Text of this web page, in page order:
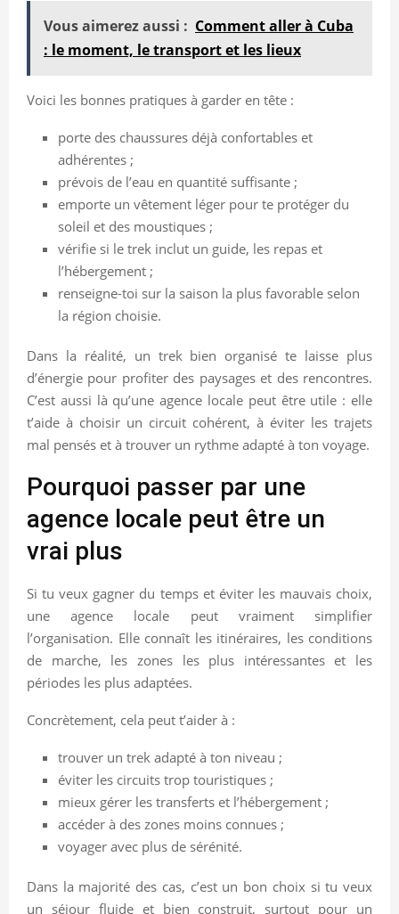
Vous aimerez aussi : Comment aller à Cuba
: le moment, le transport et les lieux
Voici les bonnes pratiques à garder en tête :
porte des chaussures déjà confortables et
adhérentes ;
prévois de l’eau en quantité suffisante ;
emporte un vêtement léger pour te protéger du
soleil et des moustiques ;
vérifie si le trek inclut un guide, les repas et
l’hébergement ;
renseigne-toi sur la saison la plus favorable selon
la région choisie.
Dans la réalité, un trek bien organisé te laisse plus
d’énergie pour profiter des paysages et des rencontres.
C’est aussi là qu’une agence locale peut être utile : elle
t’aide à choisir un circuit cohérent, à éviter les trajets
mal pensés et à trouver un rythme adapté à ton voyage.
Pourquoi passer par une
agence locale peut être un
vrai plus
Si tu veux gagner du temps et éviter les mauvais choix,
une agence locale peut vraiment simplifier
l’organisation. Elle connaît les itinéraires, les conditions
de marche, les zones les plus intéressantes et les
périodes les plus adaptées.
Concrètement, cela peut t’aider à :
trouver un trek adapté à ton niveau ;
éviter les circuits trop touristiques ;
mieux gérer les transferts et l’hébergement ;
accéder à des zones moins connues ;
voyager avec plus de sérénité.
Dans la majorité des cas, c’est un bon choix si tu veux
un séjour fluide et bien construit, surtout pour un